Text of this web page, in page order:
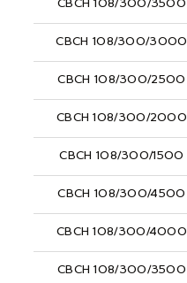
СВСН 108/300/3500
СВСН 108/300/3000
СВСН 108/300/2500
СВСН 108/300/2000
СВСН 108/300/1500
СВСН 108/300/4500
СВСН 108/300/4000
СВСН 108/300/3500